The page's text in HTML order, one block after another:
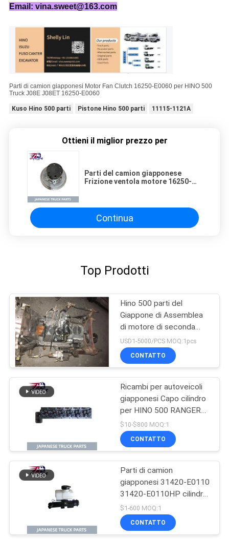
Email: vina.sweet@163.com
Parti di camion giapponesi Motor Fan Clutch 16250-E0060 per HINO 500
Truck J08E J08ET 16250-E0060
Kuso Hino 500 parti Pistone Hino 500 parti 11115-1121A
Ottieni il miglior prezzo per
Parti del camion giapponese
Frizione ventola motore 16250-
Continua
Top Prodotti
Hino 500 parti del
Giappone di Assemblea
di motore di seconda
mano con la trasmissione
per la buona condizione
della gamma J08CT di
USD1-5000/PCS MOQ:1pcs
CONTATTO
Ricambi per autoveicoli
giapponesi Capo cilindro
per HINO 500 RANGER
J08C-UJ J08CT OEM
11101-E0541
$10-$800 MOQ:1
CONTATTO
Parti di camion
giapponesi 31420-E0110
31420-E0110HP cilindro
principale di frizione per
HINO 500 J08E
$1-600 MOQ:1
CONTATTO